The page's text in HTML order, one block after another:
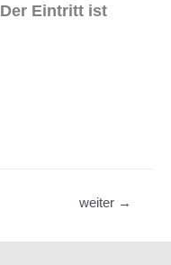
Eintritt ist
weiter →